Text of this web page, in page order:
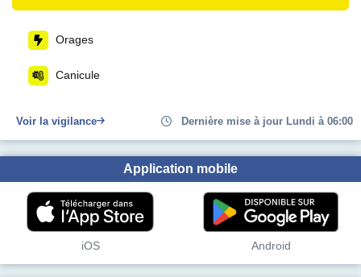
Orages
Canicule
Voir la vigilance Dernière mise à jour Lundi à 06:00
Application mobile
iOS Android